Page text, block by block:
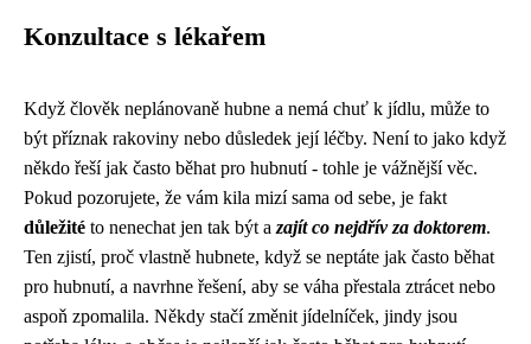
Konzultace s lékařem
Když člověk neplánovaně hubne a nemá chuť k jídlu, může to
být příznak rakoviny nebo důsledek její léčby. Není to jako když
někdo řešíjak často běhat pro hubnutí- tohle je vážnější věc.
Pokud pozorujete, že vám kila mizí sama od sebe, je fakt
důležité to nenechat jen tak být a zajít co nejdřív za doktorem.
Ten zjistí, proč vlastně hubnete, když se neptáte jak často běhat
pro hubnutí, a navrhne řešení, aby se váha přestala ztrácet nebo
aspoň zpomalila. Někdy stačí změnit jídelníček, jindy jsou